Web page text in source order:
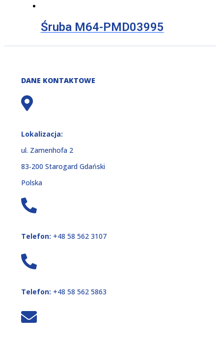
Śruba M64-PMD03995
DANE KONTAKTOWE
Lokalizacja:
ul. Zamenhofa 2
83‑200 Starogard Gdański
Polska
Telefon: +48 58 562 3107
Telefon: +48 58 562 5863